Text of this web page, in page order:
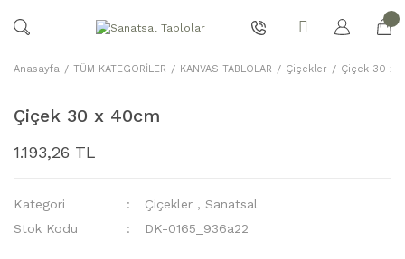
Anasayfa TÜM KATEGORİLER KANVAS TABLOLAR Çiçekler Çiçek 30 x
Çiçek 30 x 40cm
1.193,26 TL
Kategori Çiçekler ,Sanatsal
Stok Kodu
DK-0165_936a22